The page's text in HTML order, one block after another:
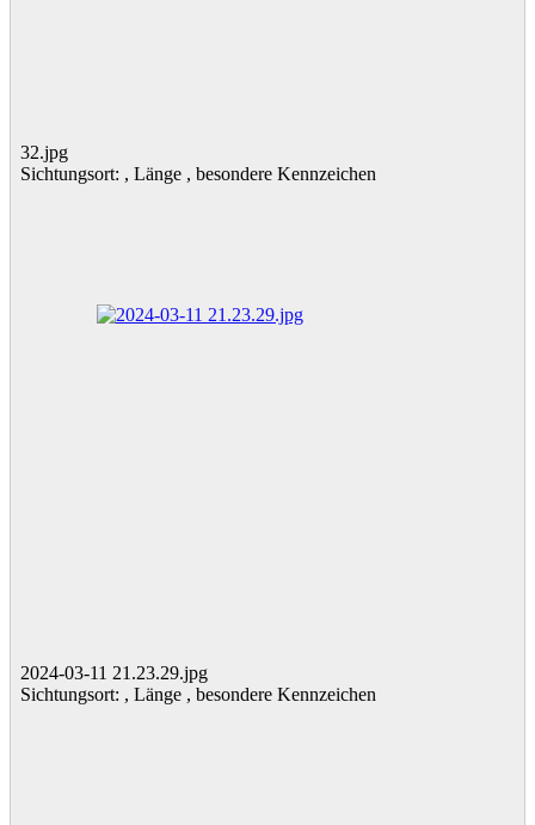
32.jpg
Sichtungsort: , Länge , besondere Kennzeichen
2024-03-11 21.23.29.jpg
Sichtungsort: , Länge , besondere Kennzeichen